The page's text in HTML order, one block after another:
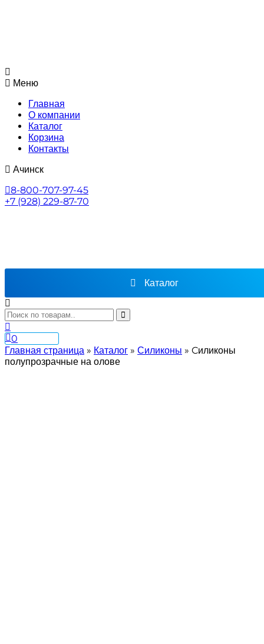
Меню
Главная
О компании
Каталог
Корзина
Контакты
Ачинск
8-800-707-97-45
+7 (928) 229-87-70
Каталог
0
Главная страница » Каталог » Силиконы » Cиликоны
полупрозрачные на олове